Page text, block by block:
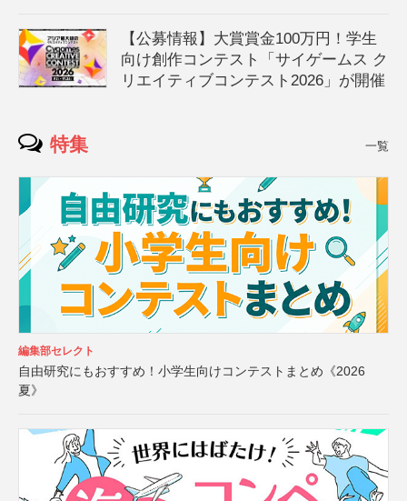
【公募情報】大賞賞金100万円！学生
向け創作コンテスト「サイゲームス ク
リエイティブコンテスト2026」が開催
特集 一覧
編集部セレクト
自由研究にもおすすめ！小学生向けコンテストまとめ《2026
夏》